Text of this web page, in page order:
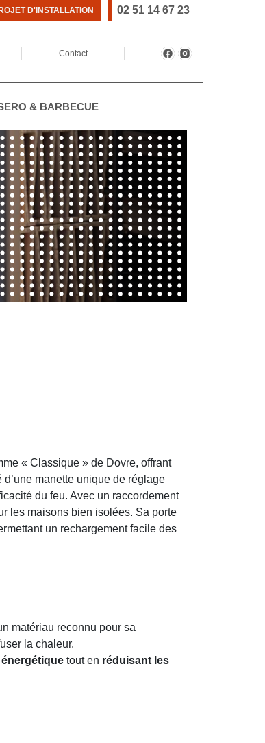
D'INSTALLATION 02 51 14 67 23
Contact
& BARBECUE
« Classique » de Dovre, offrant
manette unique de réglage
du feu. Avec un raccordement
les maisons bien isolées. Sa porte
un rechargement facile des
matériau reconnu pour sa
la chaleur.
tout en réduisant les